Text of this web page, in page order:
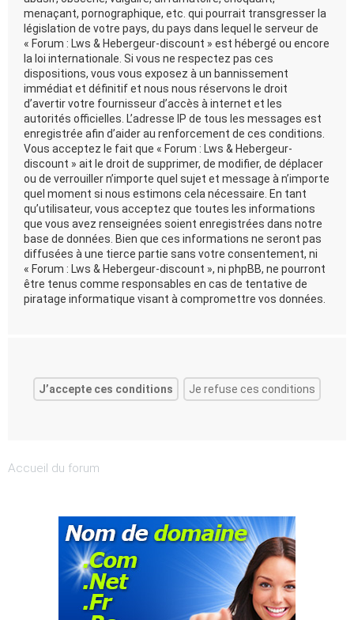
menaçant, pornographique, etc. qui pourrait transgresser la
législation de votre pays, du pays dans lequel le serveur de
« Forum : Lws & Hebergeur-discount » est hébergé ou encore
la loi internationale. Si vous ne respectez pas ces
dispositions, vous vous exposez à un bannissement
immédiat et définitif et nous nous réservons le droit
d’avertir votre fournisseur d’accès à internet et les
autorités officielles. L’adresse IP de tous les messages est
enregistrée afin d’aider au renforcement de ces conditions.
Vous acceptez le fait que « Forum : Lws & Hebergeur-
discount » ait le droit de supprimer, de modifier, de déplacer
ou de verrouiller n’importe quel sujet et message à n’importe
quel moment si nous estimons cela nécessaire. En tant
qu’utilisateur, vous acceptez que toutes les informations
que vous avez renseignées soient enregistrées dans notre
base de données. Bien que ces informations ne seront pas
diffusées à une tierce partie sans votre consentement, ni
« Forum : Lws & Hebergeur-discount », ni phpBB, ne pourront
être tenus comme responsables en cas de tentative de
piratage informatique visant à compromettre vos données.
Accueil du forum